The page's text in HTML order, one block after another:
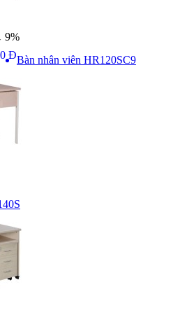
9%
ĐBàn nhân viên HR120SC9